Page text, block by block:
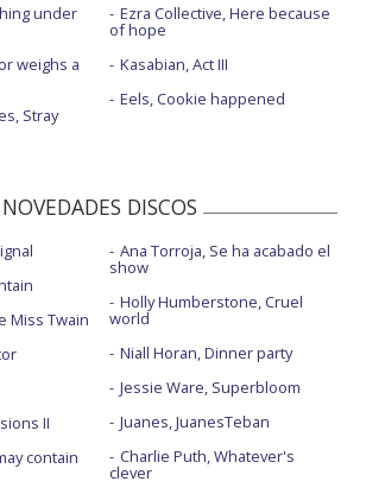
under
weighs a
Stray
Ezra Collective, Here because
of hope
Kasabian, Act III
Eels, Cookie happened
NOVEDADES DISCOS
Miss Twain
II
contain
Ana Torroja, Se ha acabado el
show
Holly Humberstone, Cruel
world
Niall Horan, Dinner party
Jessie Ware, Superbloom
Juanes, JuanesTeban
Charlie Puth, Whatever's
clever